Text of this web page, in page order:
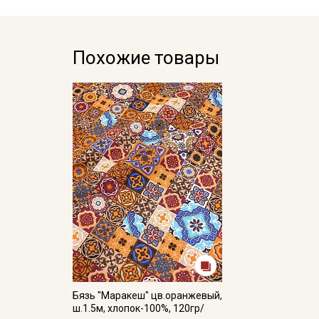
Похожие товары
Бязь "Маракеш" цв.оранжевый,
ш.1.5м, хлопок-100%, 120гр/